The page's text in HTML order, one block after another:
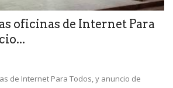
oficinas de Internet Para
de Internet Para Todos, y anuncio de